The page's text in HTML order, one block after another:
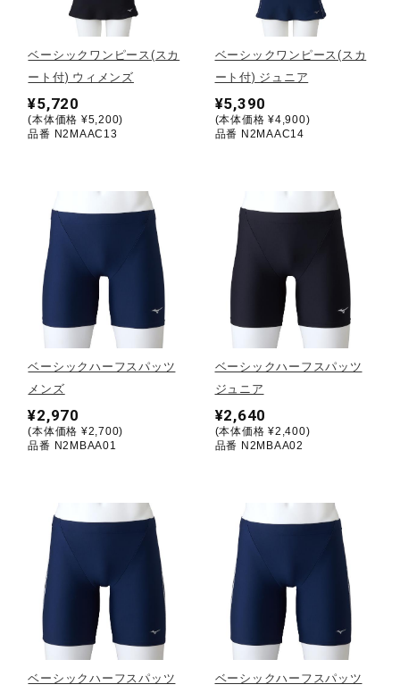
バドミントン
陸上競技
卓球
ソフトボール
柔道
ワーキング
ウォーキングシューズ
ライフスタイルグッズ
インナー
ベーシックワンピース(スカ
ート付) ウィメンズ
¥5,720
(本体価格 ¥5,200)
品番 N2MAAC13
ベーシックワンピース(スカ
ート付) ジュニア
¥5,390
(本体価格 ¥4,900)
品番 N2MAAC14
ベーシックハーフスパッツ
メンズ
¥2,970
(本体価格 ¥2,700)
品番 N2MBAA01
ベーシックハーフスパッツ
ジュニア
¥2,640
(本体価格 ¥2,400)
品番 N2MBAA02
ベーシックハーフスパッツ
ベーシックハーフスパッツ